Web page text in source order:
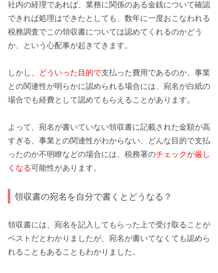
社内の経理であれば、業務に関係のある金銭について確認
できれば処理はできたとしても、数年に一度おこなわれる
税務調査でこの領収書については認めてくれるのかどう
か、という 心配事が起きてきます。
しかし、 どういった目的で支払った費用であるのか、 事業
との関連性が明らかに認められる場合には、宛名が白紙の
場合でも経費として認めてもらえることがあります。
よって、宛名が書いていない領収書に記載された金額が高
すぎる
、事業との関連性がわからない、どんな目的で支払
ったのか不明瞭などの場合には、税務署のチェックが厳し
くなる可能性があります。
領収書の宛名を自分で書くとどうなる？
領収書には、宛名を記入してもらった上で受け取ることが
ベストだとわかりましたが、 宛名が書いてなくても認めら
れることもあることもわかりました。